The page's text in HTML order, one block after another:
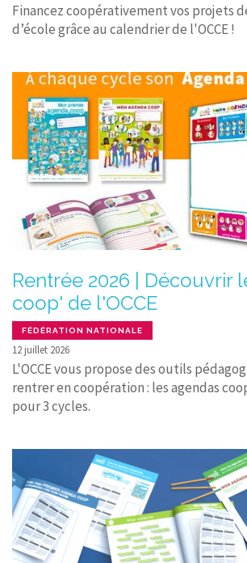
Financez coopérativement vos projets
d’école grâce au calendrier de l'OCCE !
Rentrée 2026 | Découvrir
coop' de l'OCCE
FÉDÉRATION NATIONALE
12 juillet 2026
L'OCCE vous propose des outils
rentrer en coopération : les agendas
pour 3 cycles.